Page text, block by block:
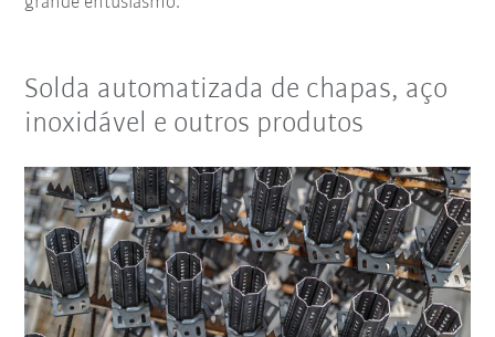
Solda automatizada de chapas, aço
inoxidável e outros produtos